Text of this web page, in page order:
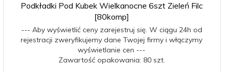
Podkładki Pod Kubek Wielkanocne 6szt Zieleń Filc
[80komp]
--- Aby wyświetlić ceny zarejestruj się. W ciągu 24h od
rejestracji zweryfikujemy dane Twojej firmy i włączymy
wyświetlanie cen ---
Zawartość opakowania: 80 szt.